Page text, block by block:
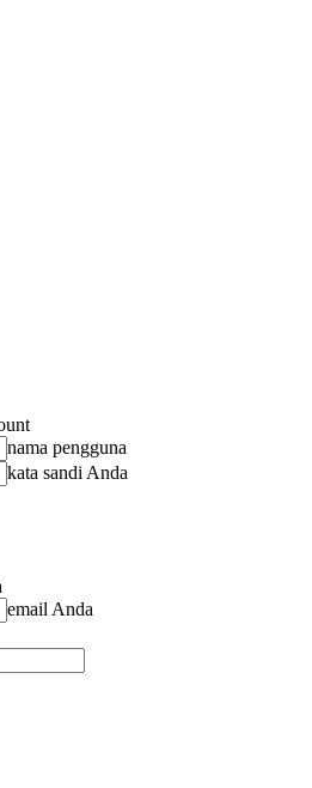
nama pengguna
kata sandi Anda
email Anda